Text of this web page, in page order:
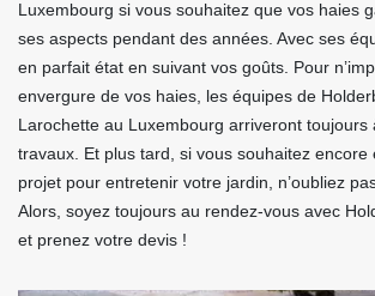
Luxembourg si vous souhaitez que vos haies
ses aspects pendant des années. Avec ses
en parfait état en suivant vos goûts. Pour
envergure de vos haies, les équipes de
Larochette au Luxembourg arriveront toujours
travaux. Et plus tard, si vous souhaitez encore
projet pour entretenir votre jardin, n’oubliez
Alors, soyez toujours au rendez-vous avec
et prenez votre devis !